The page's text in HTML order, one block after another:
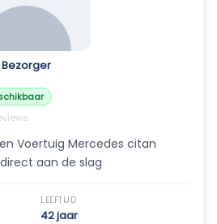
Bezorger
Voertuig Mercedes citan
aan de slag
LEEFTIJD
42 jaar